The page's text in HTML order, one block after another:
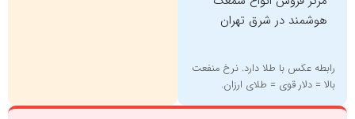
هوشمند در شرق تهران
رابطه عکس با طلا دارد. نرخ منفعت
بالا = دلار قوی = طلای ارزان.